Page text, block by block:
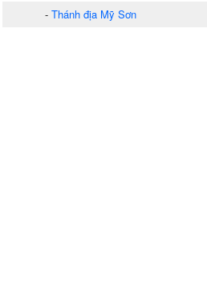
- Thánh địa Mỹ Sơn